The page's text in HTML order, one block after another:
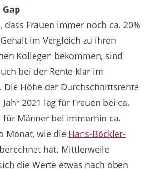
Gap
dass Frauen immer noch ca. 20%
im Vergleich zu ihren
Kollegen bekommen, sind
bei der Rente klar im
Die Höhe der Durchschnittsrente
2021 lag für Frauen bei ca.
für Männer bei immerhin ca.
Monat, wie die Hans-Böckler-
berechnet hat. Mittlerweile
die Werte etwas nach oben